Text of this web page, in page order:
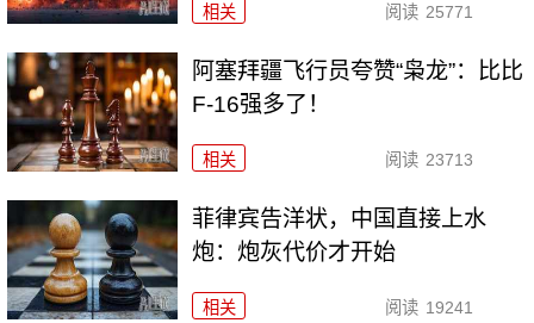
相关 阅读 25771
阿塞拜疆飞行员夸赞“枭龙”：比比
F-16强多了！
相关 阅读 23713
菲律宾告洋状，中国直接上水
炮：炮灰代价才开始
相关 阅读 19241